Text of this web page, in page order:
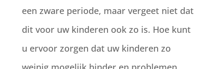
een zware periode, maar vergeet niet dat
dit voor uw kinderen ook zo is. Hoe kunt
u ervoor zorgen dat uw kinderen zo